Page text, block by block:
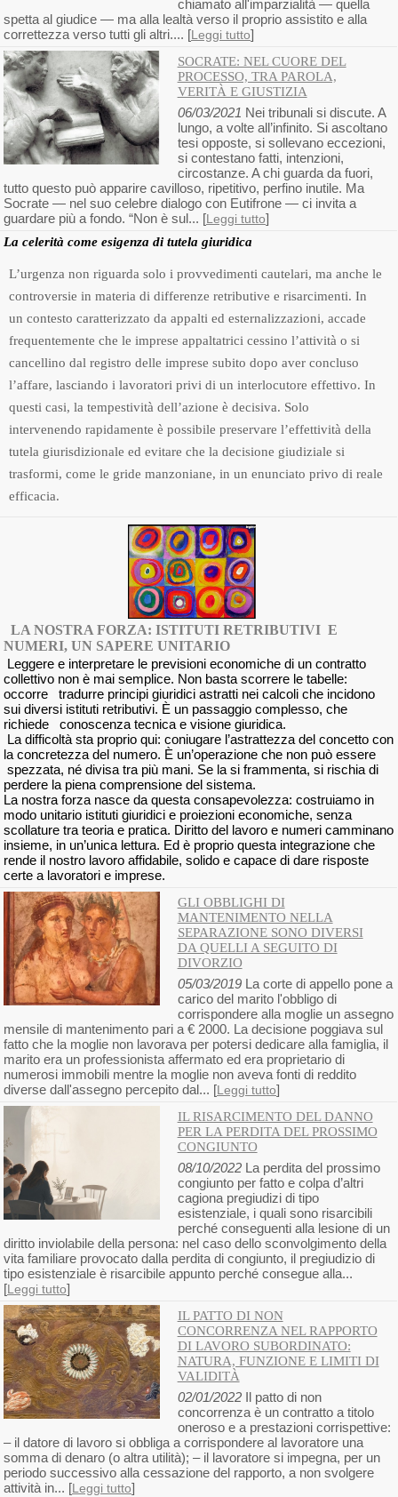
chiamato all'imparzialità — quella
spetta al giudice — ma alla lealtà verso il proprio assistito e alla
correttezza verso tutti gli altri.... [Leggi tutto]
SOCRATE: NEL CUORE DEL
PROCESSO, TRA PAROLA,
VERITÀ E GIUSTIZIA
06/03/2021 Nei tribunali si discute. A
lungo, a volte all’infinito. Si ascoltano
tesi opposte, si sollevano eccezioni,
si contestano fatti, intenzioni,
circostanze. A chi guarda da fuori,
tutto questo può apparire cavilloso, ripetitivo, perfino inutile. Ma
Socrate — nel suo celebre dialogo con Eutifrone — ci invita a
guardare più a fondo. “Non è sul... [Leggi tutto]
La celerità come esigenza di tutela giuridica
L’urgenza non riguarda solo i provvedimenti cautelari, ma anche le
controversie in materia di differenze retributive e risarcimenti. In
un contesto caratterizzato da appalti ed esternalizzazioni, accade
frequentemente che le imprese appaltatrici cessino l’attività o si
cancellino dal registro delle imprese subito dopo aver concluso
l’affare, lasciando i lavoratori privi di un interlocutore effettivo. In
questi casi, la tempestività dell’azione è decisiva. Solo
intervenendo rapidamente è possibile preservare l’effettività della
tutela giurisdizionale ed evitare che la decisione giudiziale si
trasformi, come le gride manzoniane, in un enunciato privo di reale
efficacia.
LA NOSTRA FORZA: ISTITUTI RETRIBUTIVI E
NUMERI, UN SAPERE UNITARIO
Leggere e interpretare le previsioni economiche di un contratto
collettivo non è mai semplice. Non basta scorrere le tabelle:
occorre tradurre principi giuridici astratti nei calcoli che incidono
sui diversi istituti retributivi. È un passaggio complesso, che
richiede conoscenza tecnica e visione giuridica.
La difficoltà sta proprio qui: coniugare l’astrattezza del concetto con
la concretezza del numero. È un’operazione che non può essere
spezzata, né divisa tra più mani. Se la si frammenta, si rischia di
perdere la piena comprensione del sistema.
La nostra forza nasce da questa consapevolezza: costruiamo in
modo unitario istituti giuridici e proiezioni economiche, senza
scollature tra teoria e pratica. Diritto del lavoro e numeri camminano
insieme, in un’unica lettura. Ed è proprio questa integrazione che
rende il nostro lavoro affidabile, solido e capace di dare risposte
certe a lavoratori e imprese.
GLI OBBLIGHI DI
MANTENIMENTO NELLA
SEPARAZIONE SONO DIVERSI
DA QUELLI A SEGUITO DI
DIVORZIO
05/03/2019La corte di appello pone a
carico del marito l'obbligo di
corrispondere alla moglie un assegno
mensile di mantenimento pari a € 2000. La decisione poggiava sul
fatto che la moglie non lavorava per potersi dedicare alla famiglia, il
marito era un professionista affermato ed era proprietario di
numerosi immobili mentre la moglie non aveva fonti di reddito
diverse dall'assegno percepito dal... [Leggi tutto]
IL RISARCIMENTO DEL DANNO
PER LA PERDITA DEL PROSSIMO
CONGIUNTO
08/10/2022La perdita del prossimo
congiunto per fatto e colpa d’altri
cagiona pregiudizi di tipo
esistenziale, i quali sono risarcibili
perché conseguenti alla lesione di un
diritto inviolabile della persona: nel caso dello sconvolgimento della
vita familiare provocato dalla perdita di congiunto, il pregiudizio di
tipo esistenziale è risarcibile appunto perché consegue alla...
[Leggi tutto]
IL PATTO DI NON
CONCORRENZA NEL RAPPORTO
DI LAVORO SUBORDINATO:
NATURA, FUNZIONE E LIMITI DI
VALIDITÀ
02/01/2022Il patto di non
concorrenza è un contratto a titolo
oneroso e a prestazioni corrispettive:
– il datore di lavoro si obbliga a corrispondere al lavoratore una
somma di denaro (o altra utilità); – il lavoratore si impegna, per un
periodo successivo alla cessazione del rapporto, a non svolgere
attività in... [Leggi tutto]